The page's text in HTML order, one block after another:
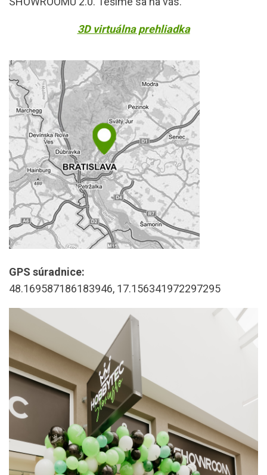
3D virtuálna prehliadka
GPS súradnice:
48.169587186183946, 17.156341972297295